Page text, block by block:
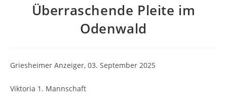
Überraschende Pleite im
Odenwald
Griesheimer Anzeiger, 03. September 2025
Viktoria 1. Mannschaft